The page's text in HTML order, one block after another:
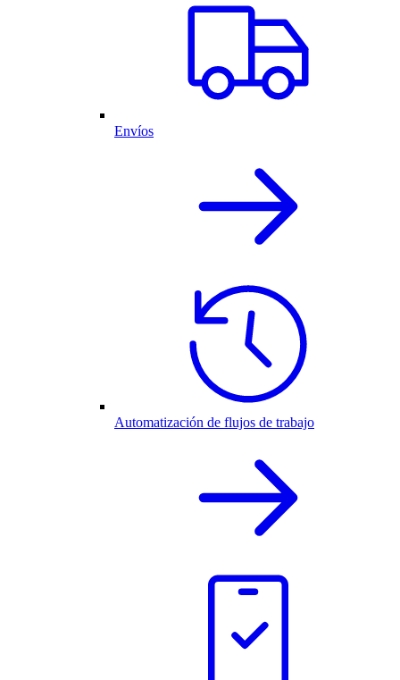
Envíos
Automatización de flujos de trabajo